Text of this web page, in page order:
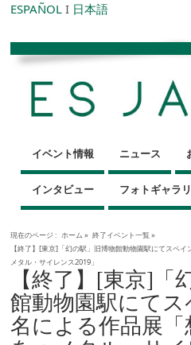
ESPAÑOL I 日本語
イベント情報 ニュース
インタビュー フォトギャラ
現在のページ : ホーム » 終了イベント一覧»
【終了】[東京]「幻の駅」旧博物館動物園駅にてスペ
メタル・サイレンス2019」
【終了】[東京]「
館動物園駅にて
名による作品展